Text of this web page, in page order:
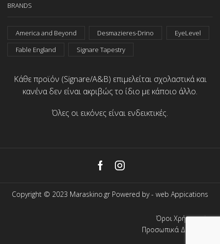
BRANDS
America and Beyond Desmazieres-Drino
EyeLevel
Fable England
Signare Tapestry
Κάθε προϊόν (Signare/A&B) επιμελείται σχολαστικά και
κανένα δεν είναι ακριβώς το ίδιο με κάποιο άλλο.
Όλες οι εικόνες είναι ενδεικτικές.
FacebookInstagram
Copyright © 2023 Maraskino.gr Powered by - web Appications
Όροι Χρήσης
Προσωπικά Δεδομένα